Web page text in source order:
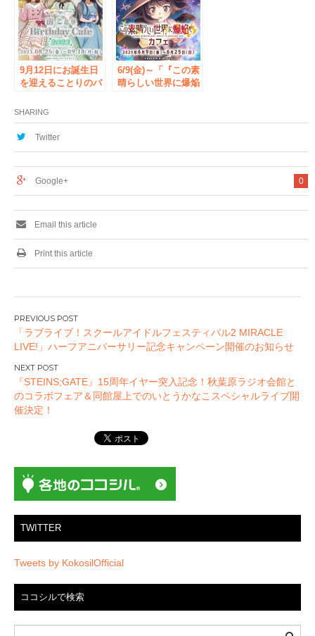
ーホルダー」など二
次元コスパから登
場！コラボカフェや
コスパオフィシャル
ショップ先行販売も
決定【株式会社コス
パ】
メイドカフェ)で開
催！【株式会社コス
パ】
9月12日にお誕生日
を迎えることりのバ
ェが、《8/25(金)
～》CURE MAID
CAFÉで開催！【タ
6/9(金)～「『この素
晴らしい世界に爆焔
で開催！めぐみんた
SHARING
Twitter
0
Google+
Email this article
Print this article
投
稿
ナ
ビ
ゲ
ー
ン
「ラブライブ！スクールアイドルフェスティバル2 MIRACLE
LIVE!」ハーフアニバーサリー記念キャンペーン開催のお知らせ
『STEINS;GATE』15周年イヤー突入記念！秋葉原ラジオ会館と
のコラボフェア＆同館屋上でのいとうかなこスペシャルライブ開
催決定！
TWITTER
Tweets by KokosilOfficial
ココシルで検索